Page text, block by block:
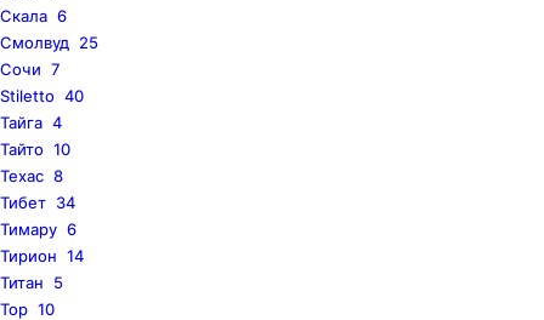
Скала 6
Смолвуд
25
Сочи 7
Stiletto 40
Тайга 4
Тайто 10
Техас 8
Тибет 34
Тимару 6
Тирион 14
Титан
5
Тор 10